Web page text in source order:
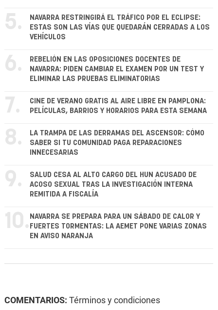
5.
NAVARRA RESTRINGIRÁ EL TRÁFICO POR EL ECLIPSE:
ESTAS SON LAS VÍAS QUE QUEDARÁN CERRADAS A LOS
VEHÍCULOS
6.
REBELIÓN EN LAS OPOSICIONES DOCENTES DE
NAVARRA: PIDEN CAMBIAR EL EXAMEN POR UN TEST Y
ELIMINAR LAS PRUEBAS ELIMINATORIAS
7.
CINE DE VERANO GRATIS AL AIRE LIBRE EN PAMPLONA:
PELÍCULAS, BARRIOS Y HORARIOS PARA ESTA SEMANA
8.
LA TRAMPA DE LAS DERRAMAS DEL ASCENSOR: CÓMO
SABER SI TU COMUNIDAD PAGA REPARACIONES
INNECESARIAS
9.
SALUD CESA AL ALTO CARGO DEL HUN ACUSADO DE
ACOSO SEXUAL TRAS LA INVESTIGACIÓN INTERNA
REMITIDA A FISCALÍA
10. NAVARRA SE PREPARA PARA UN SÁBADO DE CALOR Y
FUERTES TORMENTAS: LA AEMET PONE VARIAS ZONAS
EN AVISO NARANJA
COMENTARIOS: Términos y condiciones